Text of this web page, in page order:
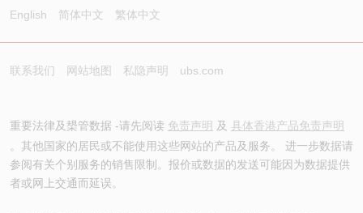
English 简体中文 繁体中文
联系我们 网站地图 私隐声明 ubs.com
重要法律及槼管数据 -请先阅读 免责声明 及 具体香港产品免责声明
。其他国家的居民或不能使用这些网站的产品及服务。 进一步数据请
参阅有关个别服务的销售限制。报价或数据的发送可能因为数据提供
者或网上交通而延误。